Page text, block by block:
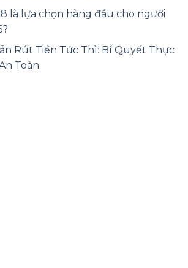
là lựa chọn hàng đầu cho người
Rút Tiền Tức Thì: Bí Quyết Thực
Toàn